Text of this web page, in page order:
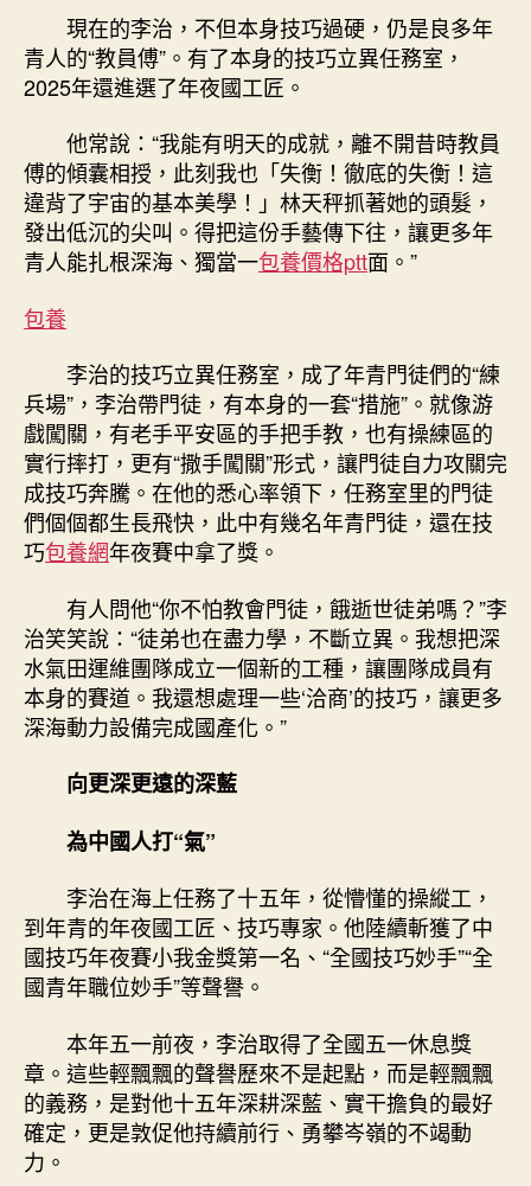
現在的李治，不但本身技巧過硬，仍是良多年
青人的“教員傅”。有了本身的技巧立異任務室，
2025年還進選了年夜國工匠。
他常說：“我能有明天的成就，離不開昔時教員
傅的傾囊相授，此刻我也「失衡！徹底的失衡！這
違背了宇宙的基本美學！」林天秤抓著她的頭髮，
發出低沉的尖叫。得把這份手藝傳下往，讓更多年
青人能扎根深海、獨當一包養價格ptt面。”
包養
李治的技巧立異任務室，成了年青門徒們的“練
兵場”，李治帶門徒，有本身的一套“措施”。就像游
戲闖關，有老手平安區的手把手教，也有操練區的
實行摔打，更有“撒手闖關”形式，讓門徒自力攻關完
成技巧奔騰。在他的悉心率領下，任務室里的門徒
們個個都生長飛快，此中有幾名年青門徒，還在技
巧包養網年夜賽中拿了獎。
有人問他“你不怕教會門徒，餓逝世徒弟嗎？”李
治笑笑說：“徒弟也在盡力學，不斷立異。我想把深
水氣田運維團隊成立一個新的工種，讓團隊成員有
本身的賽道。我還想處理一些‘洽商’的技巧，讓更多
深海動力設備完成國產化。”
向更深更遠的深藍
為中國人打“氣”
李治在海上任務了十五年，從懵懂的操縱工，
到年青的年夜國工匠、技巧專家。他陸續斬獲了中
國技巧年夜賽小我金獎第一名、“全國技巧妙手”“全
國青年職位妙手”等聲譽。
本年五一前夜，李治取得了全國五一休息獎
章。這些輕飄飄的聲譽歷來不是起點，而是輕飄飄
的義務，是對他十五年深耕深藍、實干擔負的最好
確定，更是敦促他持續前行、勇攀岑嶺的不竭動
力。